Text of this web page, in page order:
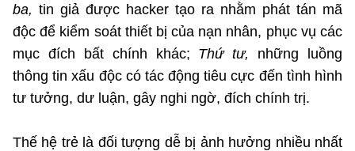
ba, tin giả được hacker tạo ra nhằm phát tán mã
độc để kiểm soát thiết bị của nạn nhân, phục vụ các
mục đích bất chính khác; Thứ tư, những luồng
thông tin xấu độc có tác động tiêu cực đến tình hình
tư tưởng, dư luận, gây nghi ngờ, đích chính trị.
Thế hệ trẻ là đối tượng dễ bị ảnh hưởng nhiều nhất